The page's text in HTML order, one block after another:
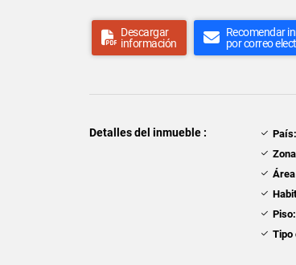
Descargar
información
Recomendar
por correo
Detalles del inmueble : País:
Piso:
Tipo